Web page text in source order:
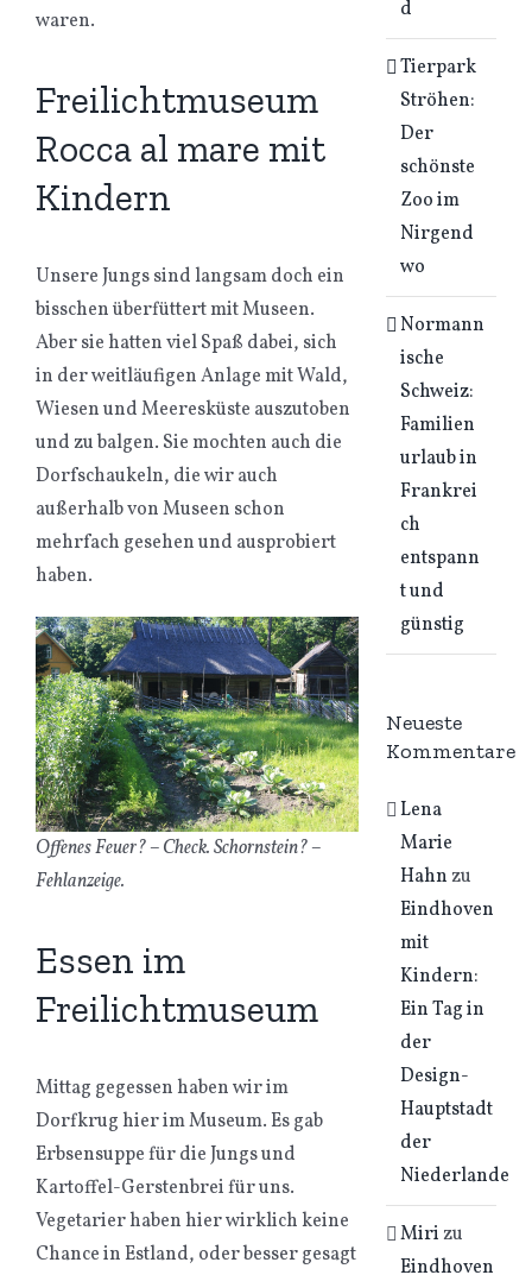
waren.
Freilichtmuseum
Rocca al mare mit
Kindern
Unsere Jungs sind langsam doch ein
bisschen überfüttert mit Museen.
Aber sie hatten viel Spaß dabei, sich
in der weitläufigen Anlage mit Wald,
Wiesen und Meeresküste auszutoben
und zu balgen. Sie mochten auch die
Dorfschaukeln, die wir auch
außerhalb von Museen schon
mehrfach gesehen und ausprobiert
haben.
Offenes Feuer? – Check. Schornstein? –
Fehlanzeige.
Essen im
Freilichtmuseum
Mittag gegessen haben wir im
Dorfkrug hier im Museum. Es gab
Erbsensuppe für die Jungs und
Kartoffel-Gerstenbrei für uns.
Vegetarier haben hier wirklich keine
Chance in Estland, oder besser gesagt
d
Tierpark
Ströhen:
Der
schönste
Zoo im
Nirgend
wo
Normann
ische
Schweiz:
Familien
urlaub in
Frankrei
ch
entspann
t und
günstig
Neueste
Kommentare
Lena
Marie
Hahnzu
Eindhoven
mit
Kindern:
Ein Tag in
der
Design-
Hauptstadt
der
Niederlande
Mirizu
Eindhoven